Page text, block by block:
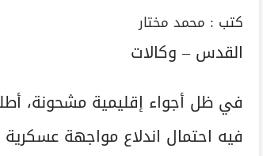
كتب : محمد مختار
القدس – وكالات
في ظل أجواء إقليمية مشحونة،
فيه احتمال اندلاع مواجهة عسكرية